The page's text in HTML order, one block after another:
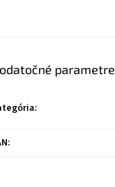
parametre
:
: